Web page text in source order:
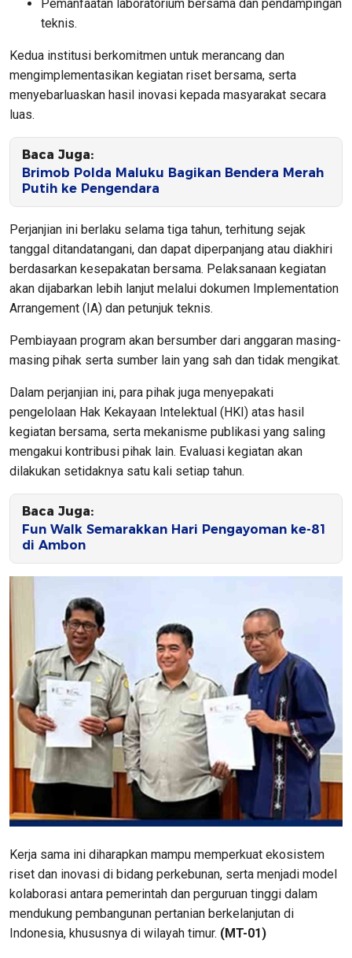
Pemanfaatan laboratorium bersama dan pendampingan
teknis.
Kedua institusi berkomitmen untuk merancang dan
mengimplementasikan kegiatan riset bersama, serta
menyebarluaskan hasil inovasi kepada masyarakat secara
luas.
Baca Juga:
Brimob Polda Maluku Bagikan Bendera Merah
Putih ke Pengendara
Perjanjian ini berlaku selama tiga tahun, terhitung sejak
tanggal ditandatangani, dan dapat diperpanjang atau diakhiri
berdasarkan kesepakatan bersama. Pelaksanaan kegiatan
akan dijabarkan lebih lanjut melalui dokumen Implementation
Arrangement (IA) dan petunjuk teknis.
Pembiayaan program akan bersumber dari anggaran masing-
masing pihak serta sumber lain yang sah dan tidak mengikat.
Dalam perjanjian ini, para pihak juga menyepakati
pengelolaan Hak Kekayaan Intelektual (HKI) atas hasil
kegiatan bersama, serta mekanisme publikasi yang saling
mengakui kontribusi pihak lain. Evaluasi kegiatan akan
dilakukan setidaknya satu kali setiap tahun.
Baca Juga:
Fun Walk Semarakkan Hari Pengayoman ke-81
di Ambon
Kerja sama ini diharapkan mampu memperkuat ekosistem
riset dan inovasi di bidang perkebunan, serta menjadi model
kolaborasi antara pemerintah dan perguruan tinggi dalam
mendukung pembangunan pertanian berkelanjutan di
Indonesia, khususnya di wilayah timur. (MT-01)